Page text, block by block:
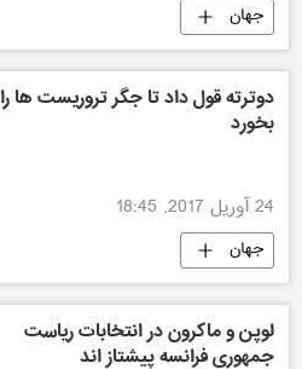
جهان
دوترته قول داد تا جگر تروریست ها را
بخورد
24 آوریل 2017, 18:45
جهان
لوپن و ماکرون در انتخابات ریاست
جمهوری فرانسه پیشتاز اند